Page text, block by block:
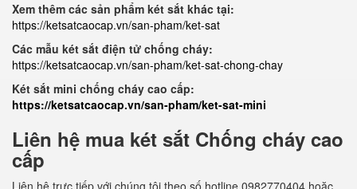
Xem thêm các sản phẩm két sắt khác tại:
https://ketsatcaocap.vn/san-pham/ket-sat
Các mẫu két sắt điện tử chống cháy:
https://ketsatcaocap.vn/san-pham/ket-sat-chong-chay
Két sắt mini chống cháy cao cấp:
https://ketsatcaocap.vn/san-pham/ket-sat-mini
Liên hệ mua két sắt Chống cháy cao
cấp
Liên hệ trực tiếp với chúng tôi theo số hotline 0982770404 hoặc